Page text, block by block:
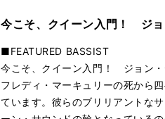
今こそ、クイーン入門！ ジ
■FEATURED BASSIST
今こそ、クイーン入門！ ジョン・
フレディ・マーキュリーの死から
ています。彼らのブリリアントな